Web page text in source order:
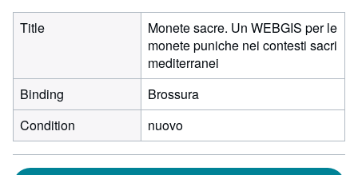
Title
Monete sacre. Un WEBGIS per le
monete puniche nei contesti sacri
mediterranei
Binding
Brossura
Condition
nuovo